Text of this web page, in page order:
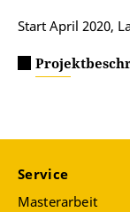
Start April 2020,
Service
Masterarbeit